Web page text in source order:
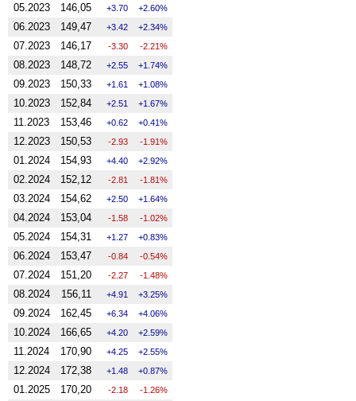
05.2023 146,05 3.70 2.60%
06.2023 149,47 3.42 2.34%
07.2023 146,17 -3.30 -2.21%
08.2023 148,72 2.55 1.74%
09.2023 150,33 1.61 1.08%
10.2023 152,84 2.51 1.67%
11.2023 153,46 0.62 0.41%
12.2023 150,53 -2.93 -1.91%
01.2024 154,93 4.40 2.92%
02.2024 152,12 -2.81 -1.81%
03.2024 154,62 2.50 1.64%
04.2024 153,04 -1.58 -1.02%
05.2024 154,31 1.27 0.83%
06.2024 153,47 -0.84 -0.54%
07.2024 151,20 -2.27 -1.48%
08.2024 156,11 4.91 3.25%
09.2024 162,45 6.34 4.06%
10.2024 166,65 4.20 2.59%
11.2024 170,90 4.25 2.55%
12.2024 172,38 1.48 0.87%
01.2025 170,20 -2.18 -1.26%